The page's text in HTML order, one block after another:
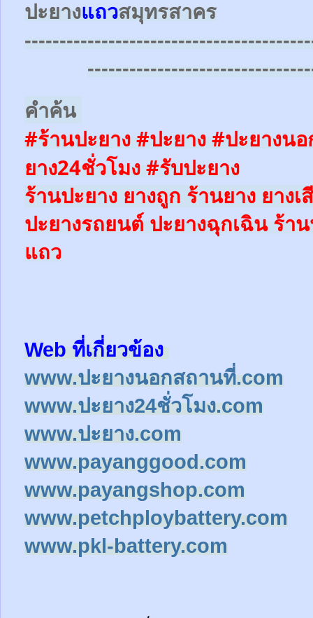
ปะยางแถวสมุทรสาคร
คำค้น
#ร้านปะยาง #ปะยาง #ปะยางน
ยาง24ชั่วโมง #รับปะยาง
ร้านปะยาง ยางถูก ร้านยาง ยางเ
ปะยางรถยนต์ ปะยางฉุกเฉิน ร้า
แถว
Web ที่เกี่ยวข้อง
www.ปะยางนอกสถานที่.com
www.ปะยาง24ชั่วโมง.com
www.ปะยาง.com
www.payanggood.com
www.payangshop.com
www.petchploybattery.com
www.pkl-battery.com